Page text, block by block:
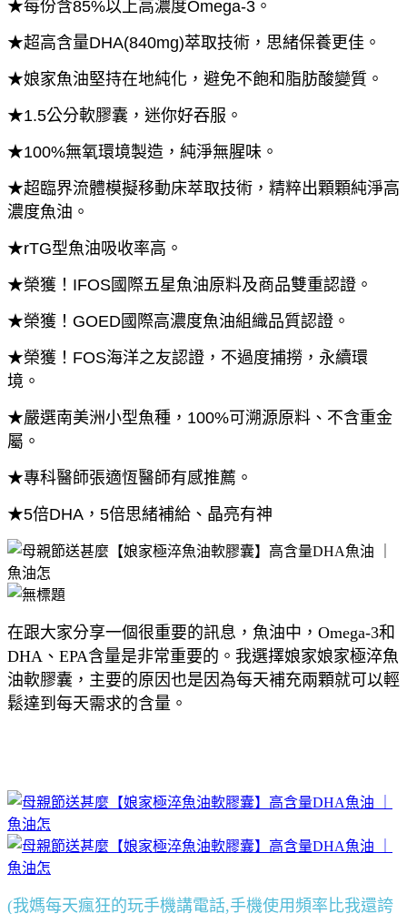
★每份含85%以上高濃度Omega-3。
★超高含量DHA(840mg)萃取技術，思緒保養更佳。
★娘家魚油堅持在地純化，避免不飽和脂肪酸變質。
★1.5公分軟膠囊，迷你好吞服。
★100%無氧環境製造，純淨無腥味。
★超臨界流體模擬移動床萃取技術，精粹出顆顆純淨高
濃度魚油。
★rTG型魚油吸收率高。
★榮獲！IFOS國際五星魚油原料及商品雙重認證。
★榮獲！GOED國際高濃度魚油組織品質認證。
★榮獲！FOS海洋之友認證，不過度捕撈，永續環
境。
★嚴選南美洲小型魚種，100%可溯源原料、不含重金
屬。
★專科醫師張適恆醫師有感推薦。
★5倍DHA，5倍思緒補給、晶亮有神
在跟大家分享一個很重要的訊息，魚油中，Omega-3和
DHA、EPA含量是非常重要的。我選擇娘家娘家極淬魚
油軟膠囊，主要的原因也是因為每天補充兩顆就可以輕
鬆達到每天需求的含量。
(我媽每天瘋狂的玩手機講電話,手機使用頻率比我還誇